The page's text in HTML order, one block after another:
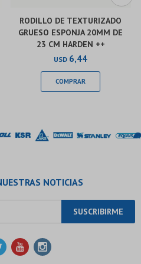
RODILLO DE TEXTURIZADO
GRUESO ESPONJA 20MM DE
23 CM HARDEN ++
USD 6,44
NOTICIAS
SUSCRIBIRME
 